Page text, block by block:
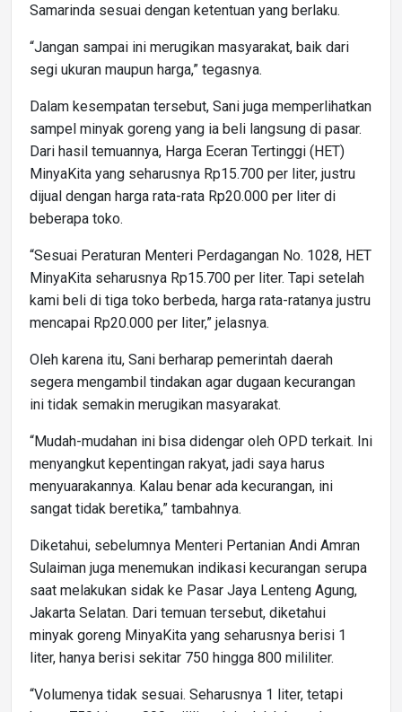
Samarinda sesuai dengan ketentuan yang berlaku.
“Jangan sampai ini merugikan masyarakat, baik dari
segi ukuran maupun harga,” tegasnya.
Dalam kesempatan tersebut, Sani juga memperlihatkan
sampel minyak goreng yang ia beli langsung di pasar.
Dari hasil temuannya, Harga Eceran Tertinggi (HET)
MinyaKita yang seharusnya Rp15.700 per liter, justru
dijual dengan harga rata-rata Rp20.000 per liter di
beberapa toko.
“Sesuai Peraturan Menteri Perdagangan No. 1028, HET
MinyaKita seharusnya Rp15.700 per liter. Tapi setelah
kami beli di tiga toko berbeda, harga rata-ratanya justru
mencapai Rp20.000 per liter,” jelasnya.
Oleh karena itu, Sani berharap pemerintah daerah
segera mengambil tindakan agar dugaan kecurangan
ini tidak semakin merugikan masyarakat.
“Mudah-mudahan ini bisa didengar oleh OPD terkait. Ini
menyangkut kepentingan rakyat, jadi saya harus
menyuarakannya. Kalau benar ada kecurangan, ini
sangat tidak beretika,” tambahnya.
Diketahui, sebelumnya Menteri Pertanian Andi Amran
Sulaiman juga menemukan indikasi kecurangan serupa
saat melakukan sidak ke Pasar Jaya Lenteng Agung,
Jakarta Selatan. Dari temuan tersebut, diketahui
minyak goreng MinyaKita yang seharusnya berisi 1
liter, hanya berisi sekitar 750 hingga 800 mililiter.
“Volumenya tidak sesuai. Seharusnya 1 liter, tetapi